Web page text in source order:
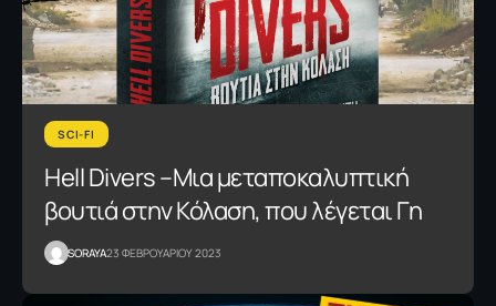
SCI-FI
Hell Divers –Μια μεταποκαλυπτική
βουτιά στην Κόλαση, που λέγεται Γη
SORAYA23 ΦΕΒΡΟΥΑΡΙΟΥ 2023